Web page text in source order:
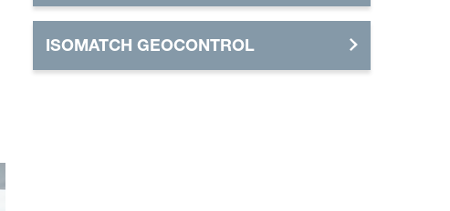
ISOMATCH GEOCONTROL